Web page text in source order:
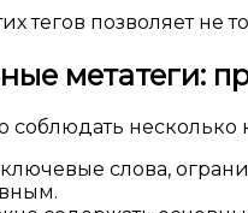
тегов позволяет не
метатеги:
соблюдать
слова,